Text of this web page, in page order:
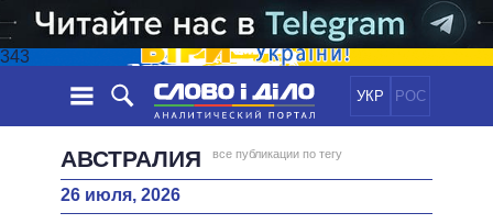
343
УКР РОС
НОВОСТИ
ЛЕНТА
АВСТРАЛИЯ все публикации по тегу
26 июля, 2026